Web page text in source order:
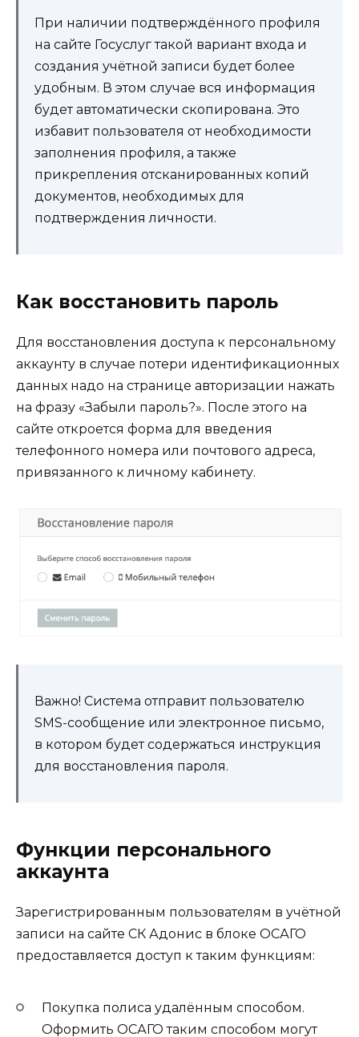
При наличии подтверждённого профиля
на сайте Госуслуг такой вариант входа и
создания учётной записи будет более
удобным. В этом случае вся информация
будет автоматически скопирована. Это
избавит пользователя от необходимости
заполнения профиля, а также
прикрепления отсканированных копий
документов, необходимых для
подтверждения личности.
Как восстановить пароль
Для восстановления доступа к персональному
аккаунту в случае потери идентификационных
данных надо на странице авторизации нажать
на фразу «Забыли пароль?». После этого на
сайте откроется форма для введения
телефонного номера или почтового адреса,
привязанного к личному кабинету.
Важно! Система отправит пользователю
SMS-сообщение или электронное письмо,
в котором будет содержаться инструкция
для восстановления пароля.
Функции персонального
аккаунта
Зарегистрированным пользователям в учётной
записи на сайте СК Адонис в блоке ОСАГО
предоставляется доступ к таким функциям:
Покупка полиса удалённым способом.
Оформить ОСАГО таким способом могут